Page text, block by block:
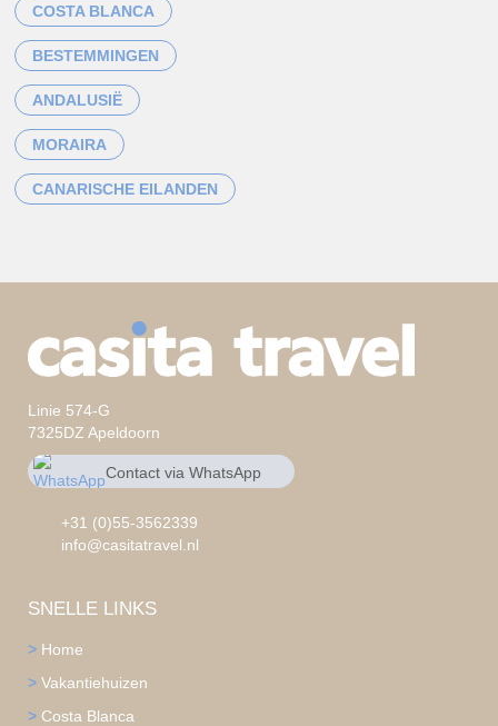
COSTA BLANCA
BESTEMMINGEN
ANDALUSIË
MORAIRA
CANARISCHE EILANDEN
Linie 574-G
7325DZ Apeldoorn
Contact via WhatsApp
+31 (0)55-3562339
info@casitatravel.nl
SNELLE LINKS
> Home
> Vakantiehuizen
> Costa Blanca